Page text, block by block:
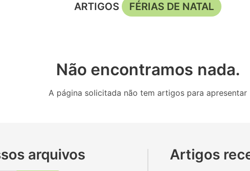
ARTIGOS FÉRIAS DE NATAL
Não encontramos nada.
A página solicitada não tem artigos para apresentar
arquivos Artigos